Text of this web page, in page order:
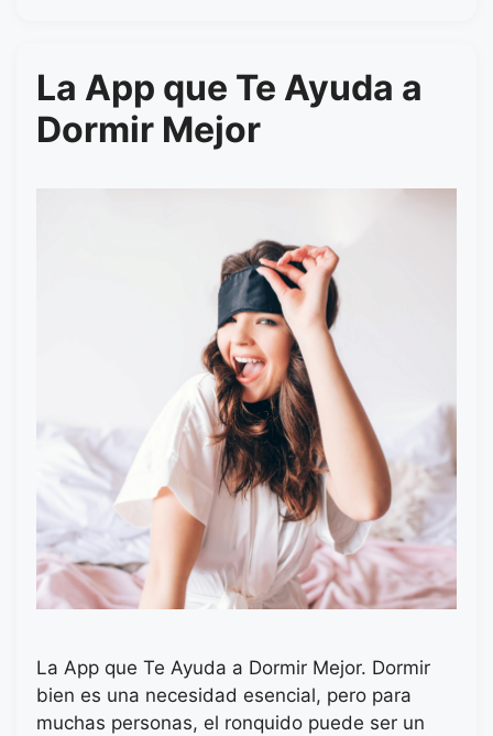
La App que Te Ayuda a
Dormir Mejor
La App que Te Ayuda a Dormir Mejor. Dormir
bien es una necesidad esencial, pero para
muchas personas, el ronquido puede ser un